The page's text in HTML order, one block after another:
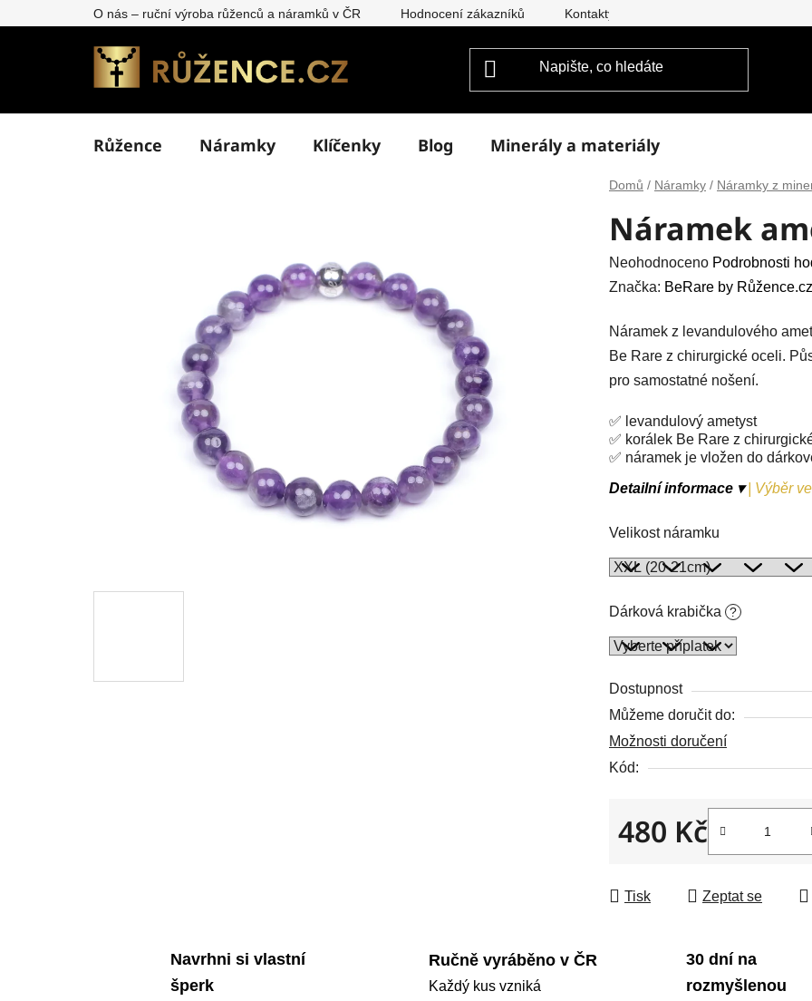
na
O nás – ruční výroba růženců a náramků v ČR Hodnocení zákazníků Kontakty
Růžence Náramky Klíčenky Blog Minerály a materiály
Domů / Náramky / Náramky z
Náramek
Průměrné
hodnocení
je
0,0
z
hvězdiček.
Neohodnoceno Podrobnosti
Značka: BeRare by
Náramek z levandulového
Be Rare z chirurgické oceli.
pro samostatné nošení.
✅ levandulový ametyst
✅ korálek Be Rare z
✅ náramek je vložen do
Detailní informace ▾
Výběr
Velikost náramku
Dárková krabička ?
Dostupnost
Můžeme doručit do:
Možnosti doručení
Kód:
480 Kč
Tisk Zeptat se
Navrhni si vlastní
šperk
Ručně vyráběno v ČR
Každý kus vzniká
30 dní na
rozmyšlenou